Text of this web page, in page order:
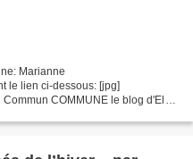
Marianne
le lien ci-dessous: [jpg]
COMMUNE le blog d'El